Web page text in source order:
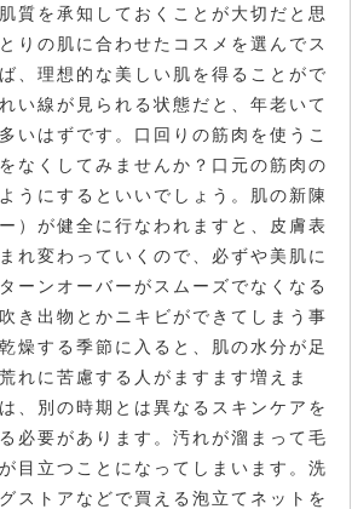
質を承知しておくことが大切だと思
りの肌に合わせたコスメを選んでス
、理想的な美しい肌を得ることがで
い線が見られる状態だと、年老いて
いはずです。口回りの筋肉を使うこ
なくしてみませんか？口元の筋肉の
うにするといいでしょう。肌の新陳
）が健全に行なわれますと、皮膚表
れ変わっていくので、必ずや美肌に
ーンオーバーがスムーズでなくなる
き出物とかニキビができてしまう事
燥する季節に入ると、肌の水分が足
れに苦慮する人がますます増えま
、別の時期とは異なるスキンケアを
必要があります。汚れが溜まって毛
目立つことになってしまいます。洗
ストアなどで買える泡立てネットを